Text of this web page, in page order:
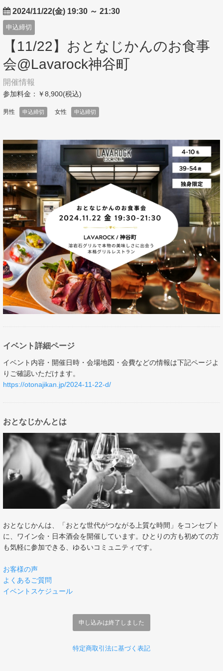
2024/11/22(金) 19:30 ～ 21:30
申込締切
【11/22】おとなじかんのお食事
会@Lavarock神谷町
開催情報
参加料金：￥8,900(税込)
男性 申込締切 女性 申込締切
イベント詳細ページ
イベント内容・開催日時・会場地図・会費などの情報は下記ページよ
りご確認いただけます。
https://otonajikan.jp/2024-11-22-d/
おとなじかんとは
おとなじかんは、「おとな世代がつながる上質な時間」をコンセプト
に、ワイン会・日本酒会を開催しています。ひとりの方も初めての方
も気軽に参加できる、ゆるいコミュニティです。
お客様の声
よくあるご質問
イベントスケジュール
申し込みは終了しました
特定商取引法に基づく表記